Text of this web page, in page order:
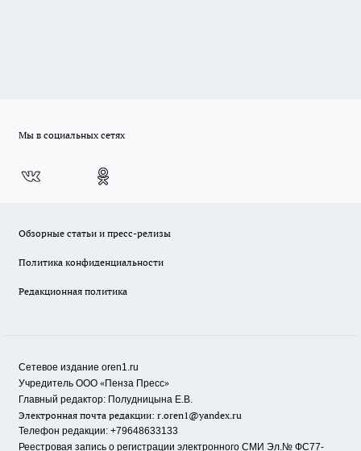
Мы в социальных сетях
Обзорные статьи и пресс-релизы
Политика конфиденциальности
Редакционная политика
Сетевое издание oren1.ru
Учредитель ООО «Пенза Пресс»
Главный редактор: Полудницына Е.В.
Электронная почта редакции: r.oren1@yandex.ru
Телефон редакции: +79648633133
Реестровая запись о регистрации электронного СМИ Эл.№ ФС77-